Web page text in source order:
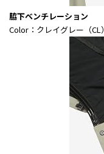
脇下ベンチレーション
Color：クレイグレー（CL）